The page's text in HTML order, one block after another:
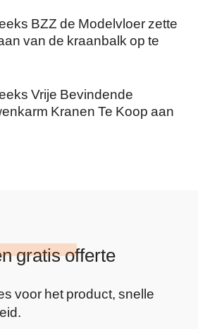
BZZ de Modelvloer zette
van de kraanbalk op te
Vrije Bevindende
Kranen Te Koop aan
gratis offerte
voor het product, snelle